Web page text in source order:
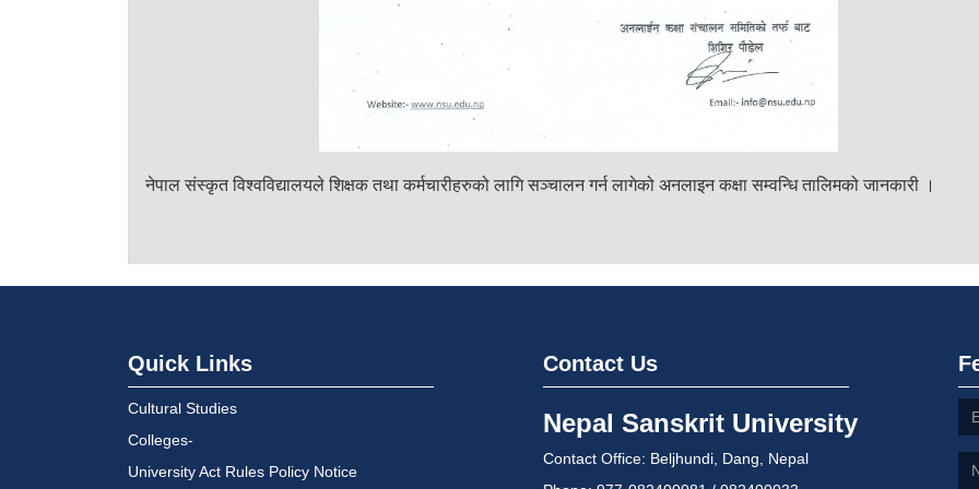
नेपाल संस्कृत विश्वविद्यालयले शिक्षक तथा कर्मचारीहरुको लागि सञ्चालन गर्न लागेको अनलाइन कक्षा सम्वन्धि तालिमको जानकारी ।
Quick Links
Cultural Studies
Colleges-
University Act Rules Policy Notice
Contact Us
Nepal Sanskrit University
Contact Office: Beljhundi, Dang, Nepal